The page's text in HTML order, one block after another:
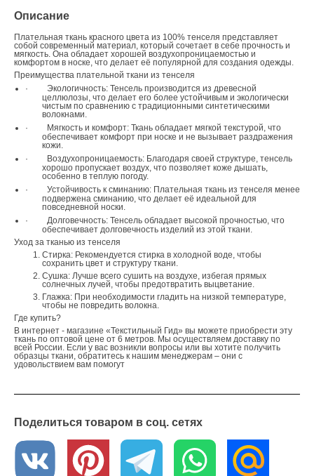
Описание
Плательная ткань красного цвета из 100% тенселя представляет
собой современный материал, который сочетает в себе прочность и
мягкость. Она обладает хорошей воздухопроницаемостью и
комфортом в носке, что делает её популярной для создания одежды.
Преимущества плательной ткани из тенселя
·
Экологичность: Тенсель производится из древесной
целлюлозы, что делает его более устойчивым и экологически
чистым по сравнению с традиционными синтетическими
волокнами.
·
Мягкость и комфорт: Ткань обладает мягкой текстурой, что
обеспечивает комфорт при носке и не вызывает раздражения
кожи.
·
Воздухопроницаемость: Благодаря своей структуре, тенсель
хорошо пропускает воздух, что позволяет коже дышать,
особенно в теплую погоду.
·
Устойчивость к сминанию: Плательная ткань из тенселя менее
подвержена сминанию, что делает её идеальной для
повседневной носки.
·
Долговечность: Тенсель обладает высокой прочностью, что
обеспечивает долговечность изделий из этой ткани.
Уход за тканью из тенселя
Стирка: Рекомендуется стирка в холодной воде, чтобы
сохранить цвет и структуру ткани.
Сушка: Лучше всего сушить на воздухе, избегая прямых
солнечных лучей, чтобы предотвратить выцветание.
Глажка: При необходимости гладить на низкой температуре,
чтобы не повредить волокна.
Где купить?
В интернет - магазине «Текстильный Гид» вы можете приобрести эту
ткань по оптовой цене от 6 метров. Мы осуществляем доставку по
всей России. Если у вас возникли вопросы или вы хотите получить
образцы ткани, обратитесь к нашим менеджерам – они с
удовольствием вам помогут
Поделиться товаром в соц. сетях